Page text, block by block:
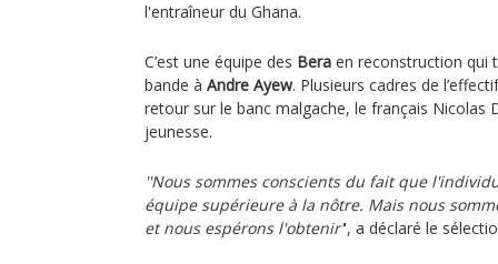
l'entraîneur du Ghana.
C’est une équipe des Bera en reconstruction qui
bande à Andre Ayew. Plusieurs cadres de
retour sur le banc malgache, le français Nicolas
jeunesse.
''Nous sommes conscients du fait que
équipe supérieure à la nôtre. Mais nous
et nous espérons l'obtenir'', a déclaré le